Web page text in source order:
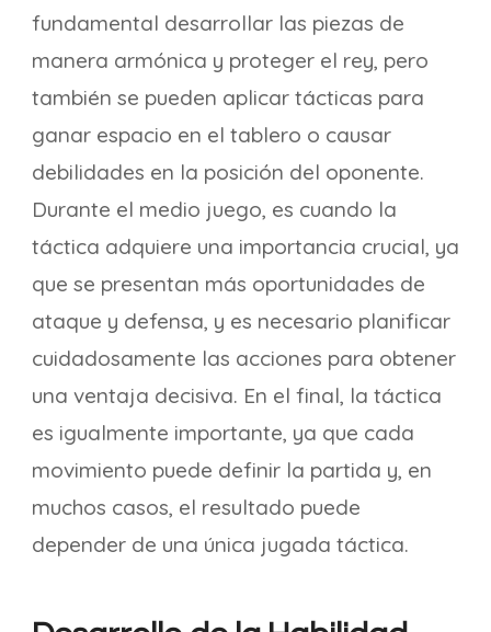
fundamental desarrollar las piezas de
manera armónica y proteger el rey, pero
también se pueden aplicar tácticas para
ganar espacio en el tablero o causar
debilidades en la posición del oponente.
Durante el medio juego, es cuando la
táctica adquiere una importancia crucial, ya
que se presentan más oportunidades de
ataque y defensa, y es necesario planificar
cuidadosamente las acciones para obtener
una ventaja decisiva. En el final, la táctica
es igualmente importante, ya que cada
movimiento puede definir la partida y, en
muchos casos, el resultado puede
depender de una única jugada táctica.